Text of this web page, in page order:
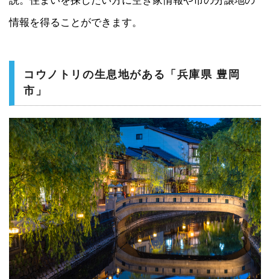
情報を得ることができます。
コウノトリの生息地がある「兵庫県 豊岡
市」